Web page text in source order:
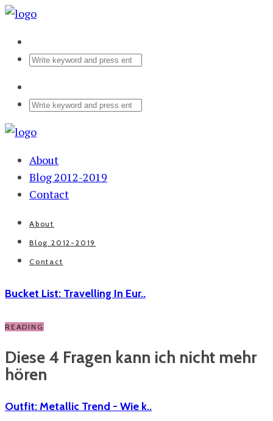
About
Blog 2012-2019
Contact
About
Blog 2012-2019
Contact
Bucket List: Travelling In Eur..
READING
Diese 4 Fragen kann ich nicht mehr
hören
Outfit: Metallic Trend - Wie k..